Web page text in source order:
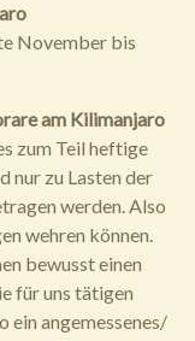
November bis
am Kilimanjaro
zum Teil heftige
nur zu Lasten der
werden. Also
wehren können.
bewusst einen
für uns tätigen
ein angemessenes/